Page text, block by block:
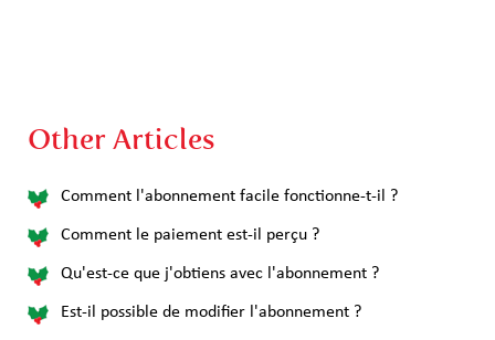
Other Articles
Comment l'abonnement facile fonctionne-t-il ?
Comment le paiement est-il perçu ?
Qu'est-ce que j'obtiens avec l'abonnement ?
Est-il possible de modifier l'abonnement ?